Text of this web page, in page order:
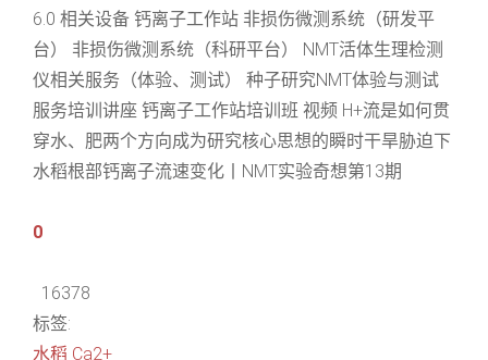
6.0 相关设备 钙离子工作站 非损伤微测系统（研发平
台） 非损伤微测系统（科研平台） NMT活体生理检测
仪相关服务（体验、测试） 种子研究NMT体验与测试
服务培训讲座 钙离子工作站培训班 视频 H+流是如何贯
穿水、肥两个方向成为研究核心思想的瞬时干旱胁迫下
水稻根部钙离子流速变化丨NMT实验奇想第13期
0
16378
标签:
水稻 Ca2+